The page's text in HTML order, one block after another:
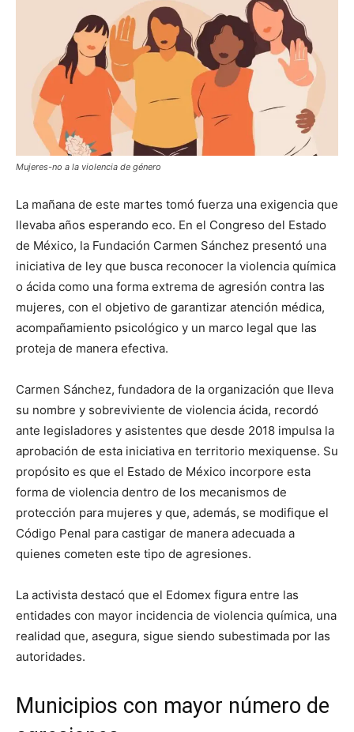
Mujeres-no a la violencia de género
La mañana de este martes tomó fuerza una exigencia que
llevaba años esperando eco. En el Congreso del Estado
de México, la Fundación Carmen Sánchez presentó una
iniciativa de ley que busca reconocer la violencia química
o ácida como una forma extrema de agresión contra las
mujeres, con el objetivo de garantizar atención médica,
acompañamiento psicológico y un marco legal que las
proteja de manera efectiva.
Carmen Sánchez, fundadora de la organización que lleva
su nombre y sobreviviente de violencia ácida, recordó
ante legisladores y asistentes que desde 2018 impulsa la
aprobación de esta iniciativa en territorio mexiquense. Su
propósito es que el Estado de México incorpore esta
forma de violencia dentro de los mecanismos de
protección para mujeres y que, además, se modifique el
Código Penal para castigar de manera adecuada a
quienes cometen este tipo de agresiones.
La activista destacó que el Edomex figura entre las
entidades con mayor incidencia de violencia química, una
realidad que, asegura, sigue siendo subestimada por las
autoridades.
Municipios con mayor número de